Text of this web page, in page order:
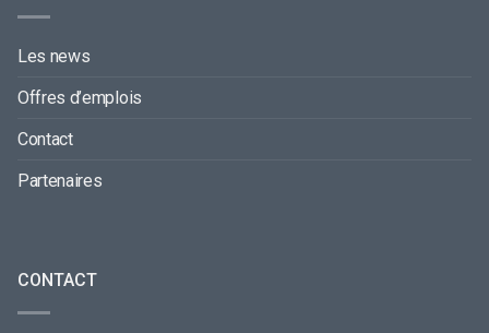
Les news
Offres d’emplois
Contact
Partenaires
CONTACT